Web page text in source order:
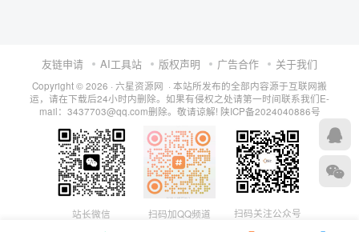
友链申请 AI工具站 版权声明 广告合作 关于我们
Copyright © 2026 · 六星资源网 · 本站所发布的全部内容源于互联网搬
运，请在下载后24小时内删除。如果有侵权之处请第一时间联系我们E-
mail：3437703@qq.com删除。敬请谅解! 陕ICP备2024040886号
站长微信 扫码加QQ频道 扫码关注公众号